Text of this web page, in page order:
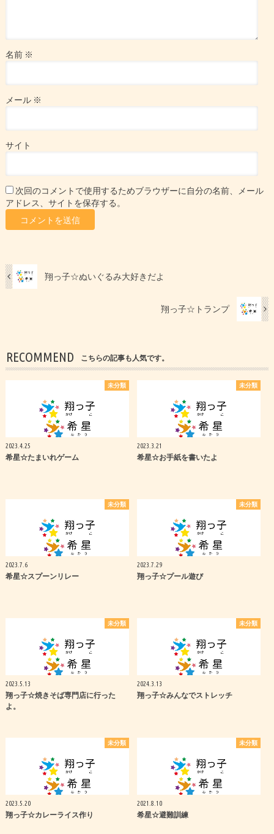
名前 ※
メール ※
サイト
次回のコメントで使用するためブラウザーに自分の名前、メール
アドレス、サイトを保存する。
翔っ子☆ぬいぐるみ大好きだよ
翔っ子☆トランプ
RECOMMEND こちらの記事も人気です。
未分類
2023.4.25
希星☆たまいれゲーム
未分類
2023.3.21
希星☆お手紙を書いたよ
未分類
2023.7.6
希星☆スプーンリレー
未分類
2023.7.29
翔っ子☆プール遊び
未分類
2023.5.13
翔っ子☆焼きそば専門店に行った
よ。
未分類
2024.3.13
翔っ子☆みんなでストレッチ
未分類
2023.5.20
翔っ子☆カレーライス作り
未分類
2021.8.10
希星☆避難訓練